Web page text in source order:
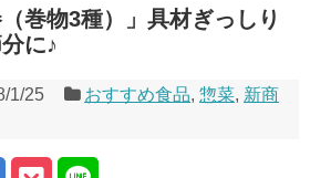
巻物3種）」具材ぎっしり
に♪
1/25 おすすめ食品,惣菜, 新商